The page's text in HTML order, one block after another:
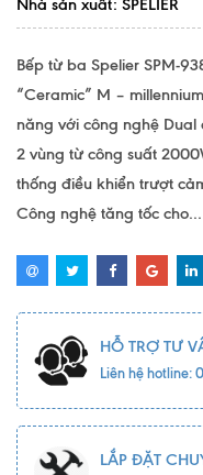
Nhà sản xuất: SPELIER
Bếp từ ba Spelier SPM-
“Ceramic” M –
năng với công nghệ Dual
2 vùng từ công suất
thống điều khiển trượt
Công nghệ tăng tốc cho...
HỖ TRỢ TƯ
Liên hệ hotline:
LẮP ĐẶT